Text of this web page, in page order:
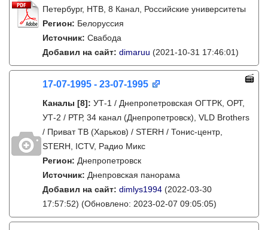
Петербург, НТВ, 8 Канал, Российские университеты
Регион: Белоруссия
Источник: Свабода
Добавил на сайт: dimaruu (2021-10-31 17:46:01)
17-07-1995 - 23-07-1995
Каналы [8]: УТ-1 / Днепропетровская ОГТРК, ОРТ,
УТ-2 / РТР, 34 канал (Днепропетровск), VLD Brothers
/ Приват ТВ (Харьков) / STERH / Тонис-центр,
STERH, ICTV, Радио Микс
Регион: Днепропетровск
Источник: Днепровская панорама
Добавил на сайт: dimlys1994 (2022-03-30
17:57:52) (Обновлено: 2023-02-07 09:05:05)